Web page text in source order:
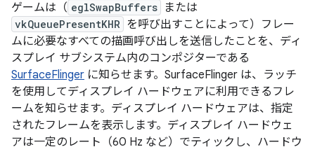
ゲームは（ eglSwapBuffers または
vkQueuePresentKHR を呼び出すことによって）フレー
ムに必要なすべての描画呼び出しを送信したことを、ディ
スプレイ サブシステム内のコンポジターである
SurfaceFlinger に知らせます。SurfaceFlinger は、ラッチ
を使用してディスプレイ ハードウェアに利用できるフレ
ームを知らせます。ディスプレイ ハードウェアは、指定
されたフレームを表示します。ディスプレイ ハードウェ
アは一定のレート（60 Hz など）でティックし、ハードウ